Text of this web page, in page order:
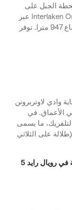
الجبل على
ارتفاع 2229 مترا. تسير الرحلة بالقطار من Interlaken Ost عبر
لاوتربرونن إلى فينغن. يرتفع التلفريك إلى ارتفاع 947 مترا. توفر
لاوتربرونن
297 مترا في الأعماق. في
ما يسمى
على الثلاثي
معلومة جيدة: تبلغ تكلفة الشرفة المفتوحة في رويال رايد 5